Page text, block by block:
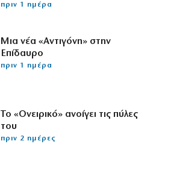
πριν 1 ημέρα
Μια νέα «Αντιγόνη» στην
Επίδαυρο
πριν 1 ημέρα
Το «Ονειρικό» ανοίγει τις πύλες
του
πριν 2 ημέρες